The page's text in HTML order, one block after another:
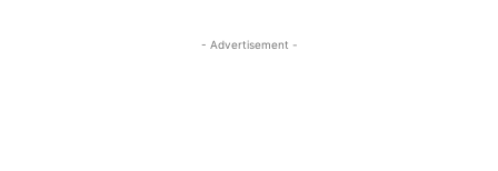
- Advertisement -